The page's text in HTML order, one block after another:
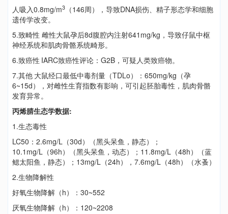
人吸入0.8mg/m3 （146周），导致DNA损伤、精子形态学和细胞
遗传学改变。
5.致畸性 雌性大鼠孕后8d腹腔内注射641mg/kg，导致仔鼠中枢
神经系统和肌肉骨骼系统畸形。
6.致癌性 IARC致癌性评论：G2B，可疑人类致癌物。
7.其他 大鼠经口最低中毒剂量（TDLo）：650mg/kg（孕
6~15d），对雌性生育指数有影响，可引起胚胎毒性，肌肉骨骼
发育异常。
丙烯腈生态学数据:
1.生态毒性
LC50：2.6mg/L（30d）（黑头呆鱼，静态）；
10.1mg/L（96h）（黑头呆鱼，动态）；11.8mg/L（48h）（蓝
鳃太阳鱼，静态）；13mg/L（24h），7.6mg/L（48h）（水蚤）
2.生物降解性
好氧生物降解（h）：30~552
厌氧生物降解（h）：120~2208